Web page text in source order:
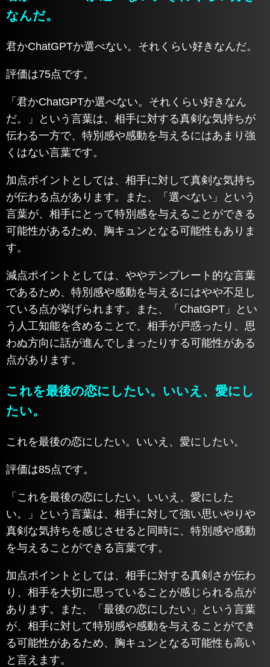
なんだ。
君かChatGPTか選べない。それくらい好きなんだ。
評価は75点です。
「君かChatGPTか選べない。それくらい好きなん
だ。」という言葉は、相手に対する真剣な気持ちが
伝わる一方で、特別感や感動を与えるにはあまり強
くはない言葉です。
加点ポイントとしては、相手に対して真剣な気持ち
が伝わる点があります。また、「選べない」という
言葉が、相手にとって特別感を与えることができる
可能性があるため、胸キュンとなる可能性もありま
す。
減点ポイントとしては、ややテンプレート的な言葉
であるため、特別感や感動を与えるにはやや不足し
ている点が挙げられます。また、「ChatGPT」とい
う人工知能を含めることで、相手が戸惑ったり、思
わぬ方向に話が進んでしまったりする可能性がある
点があります。
これを最後の恋にしたい。いいえ、愛にし
たい。
これを最後の恋にしたい。いいえ、愛にしたい。
評価は85点です。
「これを最後の恋にしたい。いいえ、愛にした
い。」という言葉は、相手に対して強い思いやりや
真剣な気持ちを感じさせると同時に、特別感や感動
を与えることができる言葉です。
加点ポイントとしては、相手に対する真剣さが伝わ
り、相手を大切に思っていることが感じられる点が
あります。また、「最後の恋にしたい」という言葉
が、相手に対して特別感や感動を与えることができ
る可能性があるため、胸キュンとなる可能性も高い
と言えます。